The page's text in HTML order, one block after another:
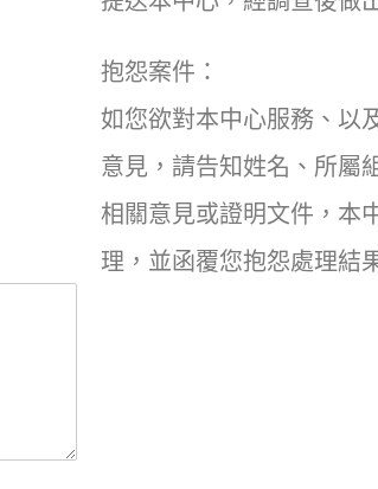
抱怨案件：
如您欲對本中心服務、以
意見，請告知姓名、所屬
相關意見或證明文件，本
理，並函覆您抱怨處理結